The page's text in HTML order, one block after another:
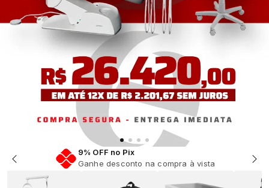
Em até 12x Sem Juros
Parcelamento facilitado na sua compra